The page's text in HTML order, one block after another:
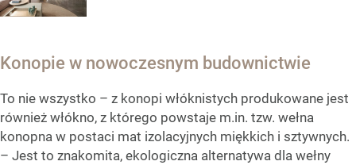
Konopie w nowoczesnym budownictwie
To nie wszystko – z konopi włóknistych produkowane jest
również włókno, z którego powstaje m.in. tzw. wełna
konopna w postaci mat izolacyjnych miękkich i sztywnych.
– Jest to znakomita, ekologiczna alternatywa dla wełny